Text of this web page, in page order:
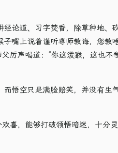
经论道、习字焚香，除草种地
嘴上说着谨听尊师教诲，您教
厉声喝道：“你这泼猴，这也不
悟空只是满脸赔笑，并没有生
喜，能够打破领悟暗迷，十分